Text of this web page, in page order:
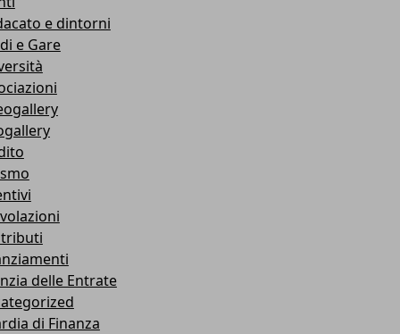
e dintorni
e Gare
delle Entrate
di Finanza